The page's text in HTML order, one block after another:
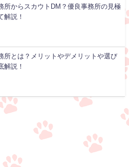
所からスカウトDM？優良事務所の見極
解説！
所とは？メリットやデメリットや選び
解説！